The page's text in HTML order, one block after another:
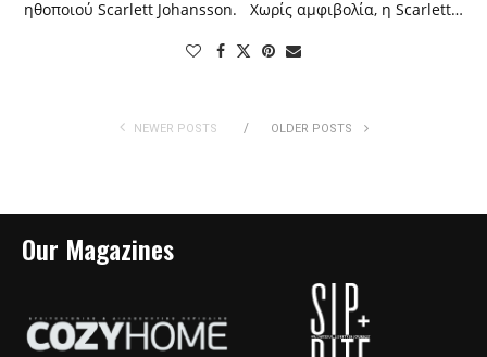
ηθοποιού Scarlett Johansson. Χωρίς αμφιβολία, η Scarlett…
NEWER POSTS OLDER POSTS
Our Magazines